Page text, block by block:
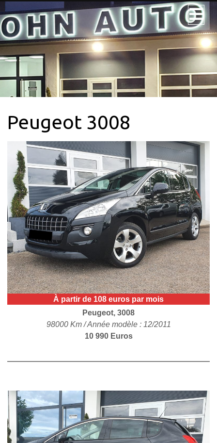
JOHN AUTO
NOS VÉHICULES
NOS UTILITAIRES
VÉHICULE 9PL.
LOCATION
CONTACTEZ-
NOUS + SERVICE
CARTE GRISE
QUI SOMMES-
NOUS?
POLITIQUE DE
CONFIDENTIALITÉ
Peugeot 3008
À partir de 108 euros par mois
Peugeot, 3008
98000 Km / Année modèle : 12/2011
10 990 Euros